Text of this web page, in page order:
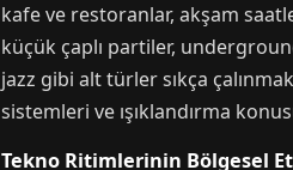
kafe ve restoranlar, akşam
küçük çaplı partiler,
jazz gibi alt türler sıkça
sistemleri ve ışıklandırma
Tekno Ritimlerinin Bölgesel